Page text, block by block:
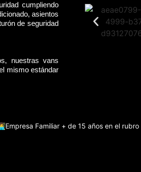
cumpliendo
asientos
de seguridad
nuestras vans
mismo estándar
Familiar + de 15 años en el rubro